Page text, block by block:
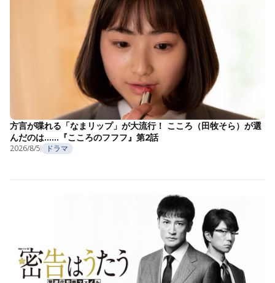
方言が喋れる「なまリップ」が大流行！ こころ（田牧そら）が選
んだのは……『こころのフフフ』第2話
2026/8/5 ドラマ